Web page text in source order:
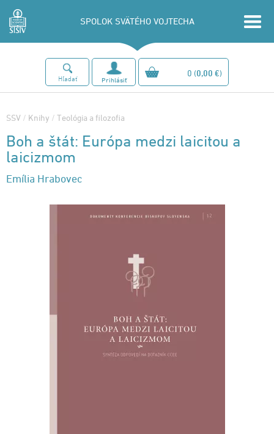
SPOLOK SVÄTÉHO VOJTECHA
Hľadať Prihlásiť
0 (0,00 €)
SSV / Knihy / Teológia a filozofia
Boh a štát: Európa medzi laicitou a
laicizmom
Emília Hrabovec